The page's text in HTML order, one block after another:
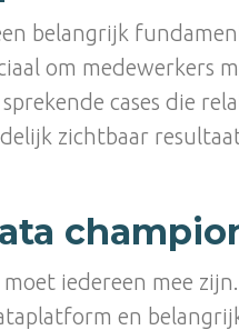
belangrijk
om medewerkers
cases die
zichtbaar
iedereen mee
en